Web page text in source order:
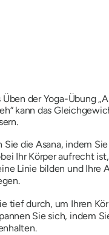
Üben der Yoga-Übung
kann das
Sie die Asana, indem
Ihr Körper aufrecht
Linie bilden und Ihre
tief durch, um Ihren
Sie sich, indem